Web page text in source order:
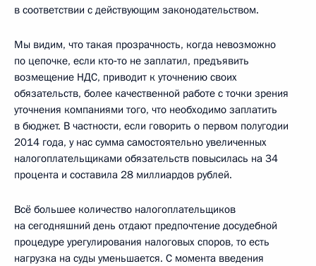
в соответствии с действующим законодательством.
Мы видим, что такая прозрачность, когда невозможно
по цепочке, если кто‑то не заплатил, предъявить
возмещение НДС, приводит к уточнению своих
обязательств, более качественной работе с точки зрения
уточнения компаниями того, что необходимо заплатить
в бюджет. В частности, если говорить о первом полугодии
2014 года, у нас сумма самостоятельно увеличенных
налогоплательщиками обязательств повысилась на 34
процента и составила 28 миллиардов рублей.
Всё большее количество налогоплательщиков
на сегодняшний день отдают предпочтение досудебной
процедуре урегулирования налоговых споров, то есть
нагрузка на суды уменьшается. С момента введения